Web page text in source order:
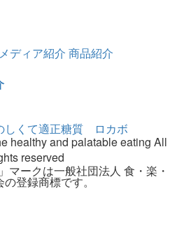
メディア紹介 商品紹介
healthy and palatable eating All
reserved
マークは一般社団法人 食・楽・
登録商標です。